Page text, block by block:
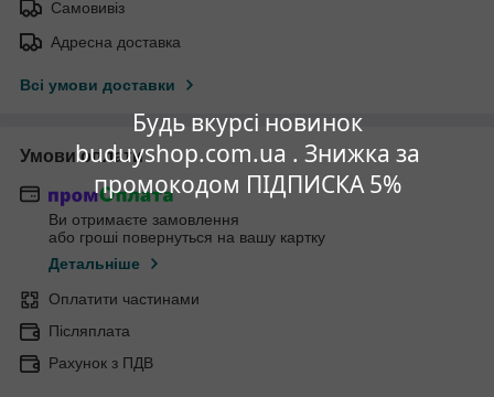
Будь вкурсі новинок
buduyshop.com.ua . Знижка за
промокодом ПІДПИСКА 5%
Самовивіз
Адресна доставка
Всі умови доставки
Умови оплати
Ви отримаєте замовлення
або гроші повернуться на вашу картку
Детальніше
Оплатити частинами
Післяплата
Рахунок з ПДВ